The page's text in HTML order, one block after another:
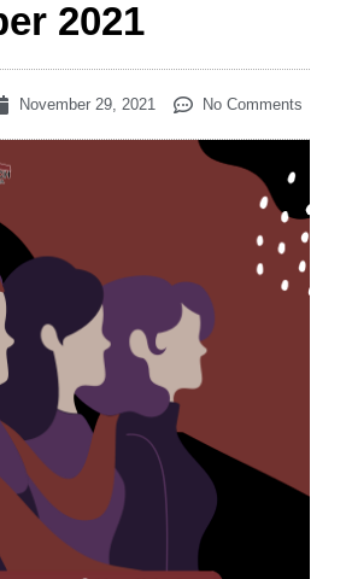
2021
November 29, 2021 No Comments